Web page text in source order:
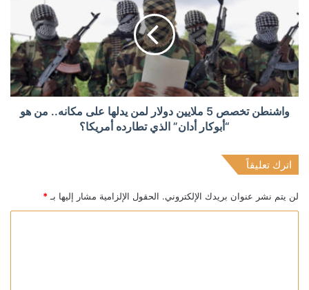
واشنطن تخصص 5 ملايين دولار لمن يدلها على مكانه.. من هو
“أبوكار أدان” الذي تطارده أمريكا؟
اترك تعليقاً
لن يتم نشر عنوان بريدك الإلكتروني. الحقول الإلزامية مشار إليها بـ *